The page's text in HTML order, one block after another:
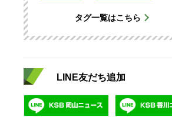
タグ一覧はこちら
LINE友だち追加